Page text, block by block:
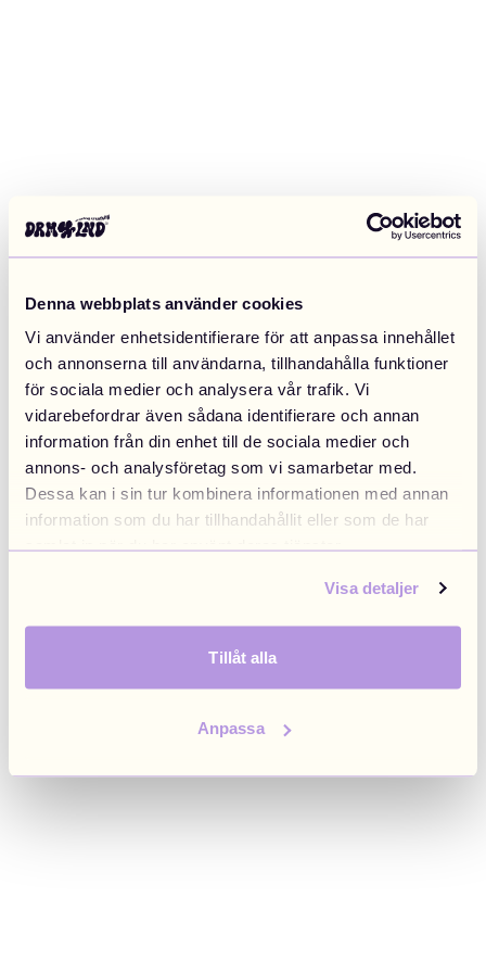
Denna webbplats använder cookies
Vi använder enhetsidentifierare för att anpassa innehållet
och annonserna till användarna, tillhandahålla funktioner
för sociala medier och analysera vår trafik. Vi
vidarebefordrar även sådana identifierare och annan
information från din enhet till de sociala medier och
annons- och analysföretag som vi samarbetar med.
Dessa kan i sin tur kombinera informationen med annan
information som du har tillhandahållit eller som de har
samlat in när du har använt deras tjänster.
Visa detaljer
Tillåt alla
Anpassa
Application error: a client-side exception has occurred (see the
browser console for more information).